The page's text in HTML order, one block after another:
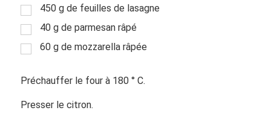
450 g de feuilles de lasagne
40 g de parmesan râpé
60 g de mozzarella râpée
Préchauffer le four à 180 ° C.
Presser le citron.